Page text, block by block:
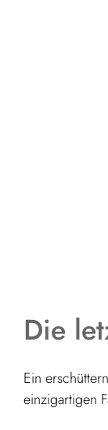
Die
Ein
einzigartigen